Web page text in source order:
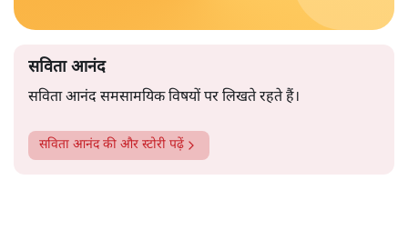
सविता आनंद
सविता आनंद समसामयिक विषयों पर लिखते रहते हैं।
सविता आनंदकी और स्टोरी पढ़ें